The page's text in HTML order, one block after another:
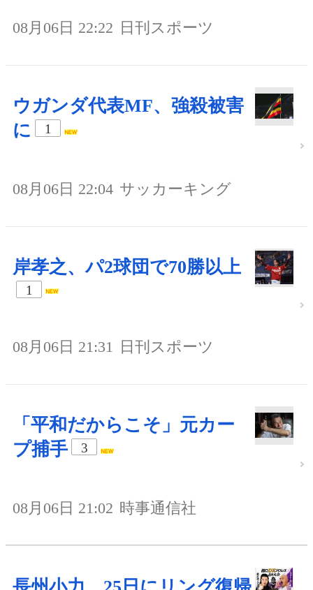
08月06日 22:22 日刊スポーツ
ウガンダ代表MF、強殺被害
に
1
08月06日 22:04 サッカーキング
岸孝之、パ2球団で70勝以上
1
08月06日 21:31 日刊スポーツ
「平和だからこそ」元カー
プ捕手
3
08月06日 21:02 時事通信社